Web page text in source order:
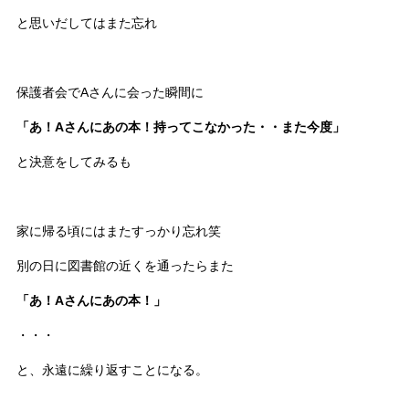
と思いだしてはまた忘れ
保護者会でAさんに会った瞬間に
「あ！Aさんにあの本！持ってこなかった・・また今度」
と決意をしてみるも
家に帰る頃にはまたすっかり忘れ笑
別の日に図書館の近くを通ったらまた
「あ！Aさんにあの本！」
・・・
と、永遠に繰り返すことになる。